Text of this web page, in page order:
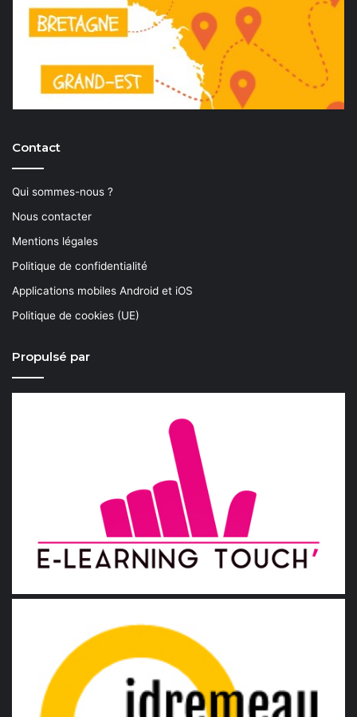
Contact
Qui sommes-nous ?
Nous contacter
Mentions légales
Politique de confidentialité
Applications mobiles Android et iOS
Politique de cookies (UE)
Propulsé par